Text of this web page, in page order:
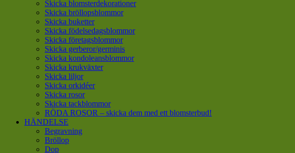
Skicka blomsterdekorationer
Skicka bröllopsblommor
Skicka buketter
Skicka födelsedagsblommor
Skicka företagsblommor
Skicka gerberor/germinis
Skicka kondoleansblommor
Skicka krukväxter
Skicka liljor
Skicka orkidéer
Skicka rosor
Skicka tackblommor
RÖDA ROSOR – skicka dem med ett blomsterbud!
HÄNDELSE
Begravning
Bröllop
Dop